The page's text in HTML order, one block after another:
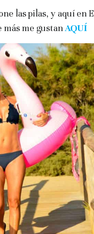
las pilas, y aquí en
más me gustanAQUÍ